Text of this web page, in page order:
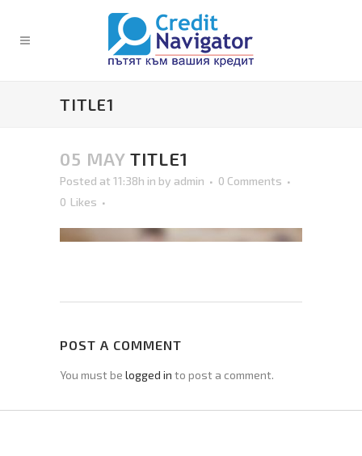
TITLE1
05 MAY TITLE1
Posted at 11:38h in by admin
0 Comments
0 Likes
POST A COMMENT
You must be logged in to post a comment.